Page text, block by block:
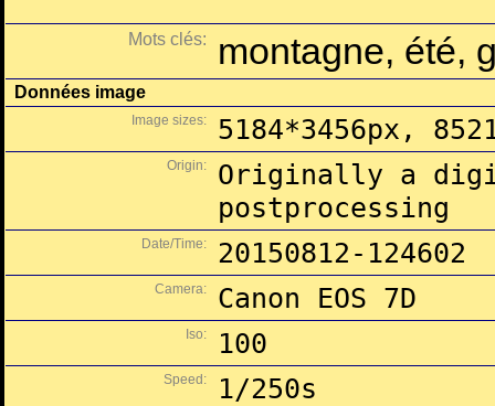
Mots clés: montagne, été,
Données image
Image sizes: 5184*3456px,
Origin:
Originally a
postprocessing
Date/Time: 20150812-124602
Camera: Canon EOS 7D
Iso: 100
Speed: 1/250s